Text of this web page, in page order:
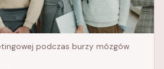
podczas burzy mózgów